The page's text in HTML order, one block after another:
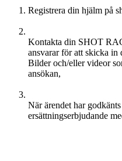
Registrera din hjälm på
Kontakta din SHOT
ansvarar för att skicka in
Bilder och/eller videor
ansökan,
När ärendet har
ersättningserbjudande